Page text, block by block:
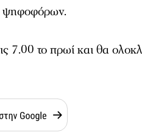
ψηφοφόρων.
7.00 το πρωί και θα